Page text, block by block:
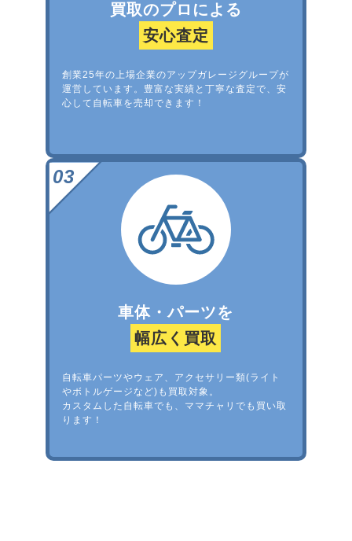
買取のプロによる
安心査定
創業25年の上場企業のアップガレージグループが
運営しています。豊富な実績と丁寧な査定で、安
心して自転車を売却できます！
車体・パーツを
幅広く買取
自転車パーツやウェア、アクセサリー類(ライト
やボトルゲージなど)も買取対象。
カスタムした自転車でも、ママチャリでも買い取
ります！